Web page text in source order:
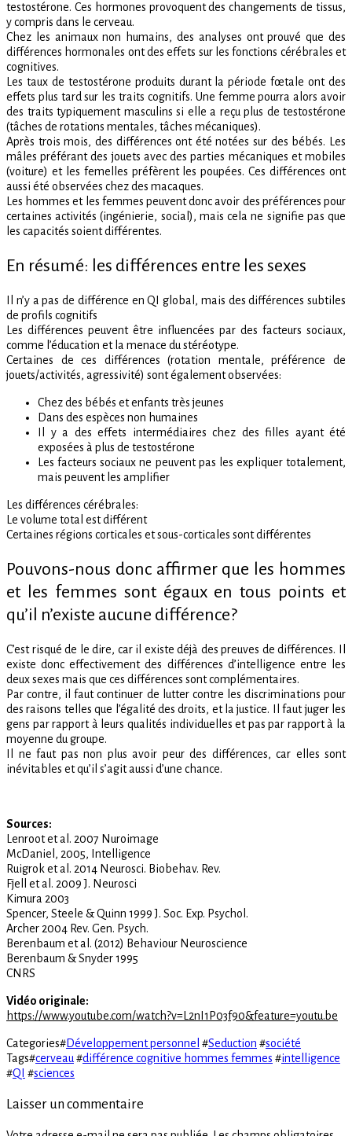
testostérone. Ces hormones provoquent des changements de tissus,
y compris dans le cerveau.
Chez les animaux non humains, des analyses ont prouvé que des
différences hormonales ont des effets sur les fonctions cérébrales et
cognitives.
Les taux de testostérone produits durant la période fœtale ont des
effets plus tard sur les traits cognitifs. Une femme pourra alors avoir
des traits typiquement masculins si elle a reçu plus de testostérone
(tâches de rotations mentales, tâches mécaniques).
Après trois mois, des différences ont été notées sur des bébés. Les
mâles préférant des jouets avec des parties mécaniques et mobiles
(voiture) et les femelles préfèrent les poupées. Ces différences ont
aussi été observées chez des macaques.
Les hommes et les femmes peuvent donc avoir des préférences pour
certaines activités (ingénierie, social), mais cela ne signifie pas que
les capacités soient différentes.
En résumé: les différences entre les sexes
Il n’y a pas de différence en QI global, mais des différences subtiles
de profils cognitifs
Les différences peuvent être influencées par des facteurs sociaux,
comme l’éducation et la menace du stéréotype.
Certaines de ces différences (rotation mentale, préférence de
jouets/activités, agressivité) sont également observées:
Chez des bébés et enfants très jeunes
Dans des espèces non humaines
Il y a des effets intermédiaires chez des filles ayant été
exposées à plus de testostérone
Les facteurs sociaux ne peuvent pas les expliquer totalement,
mais peuvent les amplifier
Les différences cérébrales:
Le volume total est différent
Certaines régions corticales et sous-corticales sont différentes
Pouvons-nous donc affirmer que les hommes
et les femmes sont égaux en tous points et
qu’il n’existe aucune différence?
C’est risqué de le dire, car il existe déjà des preuves de différences. Il
existe donc effectivement des différences d’intelligence entre les
deux sexes mais que ces différences sont complémentaires.
Par contre, il faut continuer de lutter contre les discriminations pour
des raisons telles que l’égalité des droits, et la justice. Il faut juger les
gens par rapport à leurs qualités individuelles et pas par rapport à la
moyenne du groupe.
Il ne faut pas non plus avoir peur des différences, car elles sont
inévitables et qu’il s’agit aussi d’une chance.
Sources:
Lenroot et al. 2007 Nuroimage
McDaniel, 2005, Intelligence
Ruigrok et al. 2014 Neurosci. Biobehav. Rev.
Fjell et al. 2009 J. Neurosci
Kimura 2003
Spencer, Steele & Quinn 1999 J. Soc. Exp. Psychol.
Archer 2004 Rev. Gen. Psych.
Berenbaum et al. (2012) Behaviour Neuroscience
Berenbaum & Snyder 1995
CNRS
Vidéo originale:
https://www.youtube.com/watch?v=L2nI1P03f90&feature=youtu.be
Categories#Développement personnel #Seduction #société
Tags#cerveau #différence cognitive hommes femmes #intelligence
#QI #sciences
Laisser un commentaire